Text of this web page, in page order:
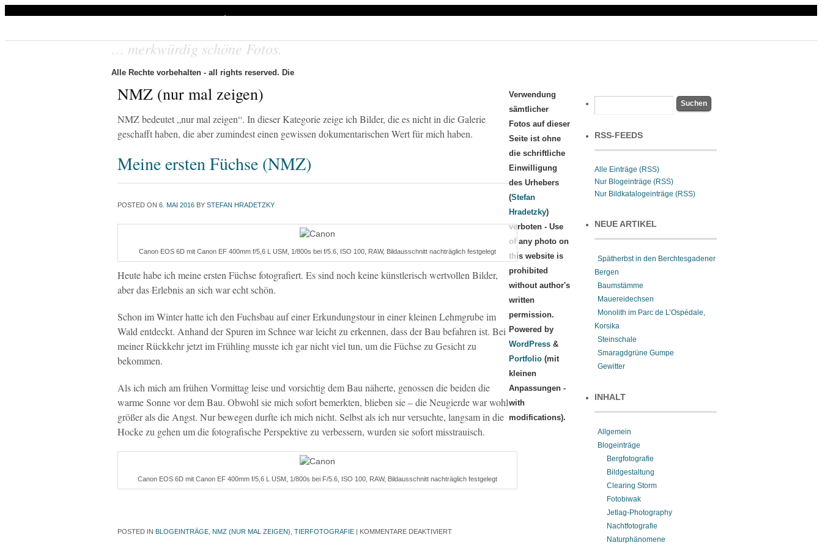
Stefan Hradetzky Naturfotografie
… merkwürdig schöne Fotos.
NMZ (nur mal zeigen)
NMZ bedeutet „nur mal zeigen“. In dieser Kategorie zeige ich Bilder, die es nicht in die Galerie
geschafft haben, die aber zumindest einen gewissen dokumentarischen Wert für mich haben.
Meine ersten Füchse (NMZ)
POSTED ON 6. MAI 2016 BY STEFAN HRADETZKY
Canon EOS 6D mit Canon EF 400mm f/5,6 L USM, 1/800s bei f/5.6, ISO 100, RAW, Bildausschnitt nachträglich festgelegt
Heute habe ich meine ersten Füchse fotografiert. Es sind noch keine künstlerisch wertvollen Bilder,
aber das Erlebnis an sich war echt schön.
Schon im Winter hatte ich den Fuchsbau auf einer Erkundungstour in einer kleinen Lehmgrube im
Wald entdeckt. Anhand der Spuren im Schnee war leicht zu erkennen, dass der Bau befahren ist. Bei
meiner Rückkehr jetzt im Frühling musste ich gar nicht viel tun, um die Füchse zu Gesicht zu
bekommen.
Als ich mich am frühen Vormittag leise und vorsichtig dem Bau näherte, genossen die beiden die
warme Sonne vor dem Bau. Obwohl sie mich sofort bemerkten, blieben sie – die Neugierde war wohl
größer als die Angst. Nur bewegen durfte ich mich nicht. Selbst als ich nur versuchte, langsam in die
Hocke zu gehen um die fotografische Perspektive zu verbessern, wurden sie sofort misstrauisch.
Canon EOS 6D mit Canon EF 400mm f/5,6 L USM, 1/800s bei F/5.6, ISO 100, RAW, Bildausschnitt nachträglich festgelegt
POSTED IN BLOGEINTRÄGE NMZ (NUR MAL ZEIGEN) TIERFOTOGRAFIE | KOMMENTARE DEAKTIVIERT
RSS-FEEDS
Alle Einträge (RSS)
Nur Blogeinträge (RSS)
Nur Bildkatalogeinträge (RSS)
NEUE ARTIKEL
Spätherbst in den Berchtesgadener
Bergen
Baumstämme
Mauereidechsen
Monolith im Parc de L’Ospédale,
Korsika
Steinschale
Smaragdgrüne Gumpe
Gewitter
INHALT
Allgemein
Blogeinträge
Bergfotografie
Bildgestaltung
Clearing Storm
Fotobiwak
Jetlag-Photography
Nachtfotografie
Naturphänomene
Alle Rechte vorbehalten - all rights reserved. Die
Verwendung
sämtlicher
Fotos auf dieser
Seite ist ohne
die schriftliche
Einwilligung
des Urhebers
(Stefan
Hradetzky)
verboten - Use
of any photo on
this website is
prohibited
without author's
written
permission.
Powered by
WordPress &
Portfolio (mit
kleinen
Anpassungen -
with
modifications).